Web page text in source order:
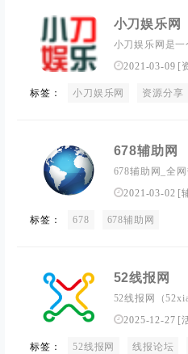
小刀娱乐网
小刀娱乐网是
程。在这里，
的网络资源共
佳选择。
2021-03-09 [
标签： 小刀娱乐网 资源分享
678辅助网
678辅助网_全
源,大型网游经
2021-03-02 [
标签： 678 678辅助网
52线报网
52线报网（
无论您在寻找
过x的活动线报
体验专业、贴
2025-12-27 [
标签： 52线报网 线报论坛